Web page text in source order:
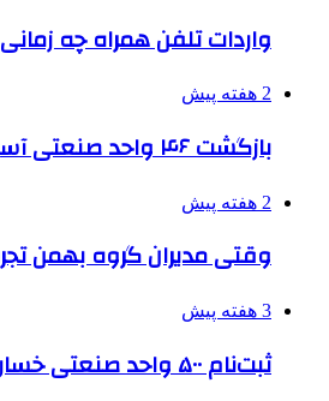
واردات تلفن همراه چه
2 هفته پیش
بازگشت ۴۶ واحد صنعتی آسیب‌دیده دو جنگ اخیر البرز به چرخه تولید
2 هفته پیش
وقتی مدیران گروه بهمن
3 هفته پیش
ثبت‌نام ۵۰۰ واحد صنعتی خسارت‌دیده جنگ برای دریافت تسهیلات